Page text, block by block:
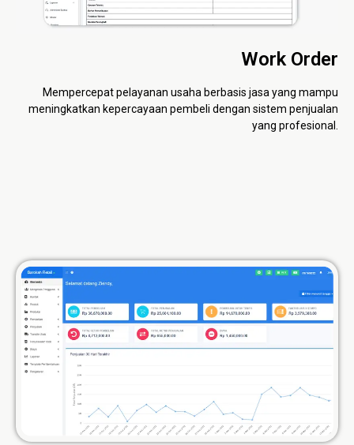
Work Order
Mempercepat pelayanan usaha berbasis jasa yang mampu
meningkatkan kepercayaan pembeli dengan sistem penjualan
yang profesional.